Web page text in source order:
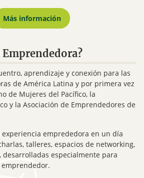
Más información
Emprendedora?
aprendizaje y conexión para las
de América Latina y por primera vez
de Mujeres del Pacífico, la
y la Asociación de Emprendedores de
emprededora en un día
talleres, espacios de networking,
desarrolladas especialmente para